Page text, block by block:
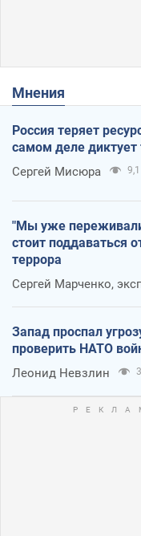
Мнения
Россия теряет
самом деле
Сергей Мисюра 9,1
"Мы уже
стоит поддаваться
террора
Сергей Марченко,
Запад проспал
проверить НАТО
Леонид Невзлин